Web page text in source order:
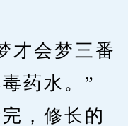
会梦三番
药水。”
，修长的